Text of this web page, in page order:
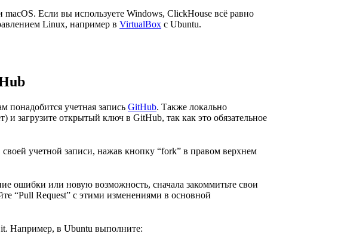
Если вы используете Windows, ClickHouse всё равно
Linux, например в VirtualBox с Ubuntu.
понадобится учетная запись GitHub. Также локально
и загрузите открытый ключ в GitHub, так как это обязательное
своей учетной записи, нажав кнопку “fork” в правом верхнем
ошибки или новую возможность, сначала закоммитьте свои
“Pull Request” с этими изменениями в основной
Например, в Ubuntu выполните: